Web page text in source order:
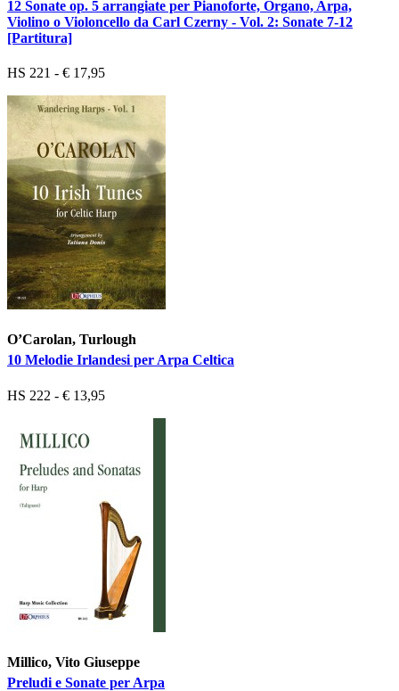
12 Sonate op. 5 arrangiate per Pianoforte, Organo, Arpa,
Violino o Violoncello da Carl Czerny - Vol. 2: Sonate 7-12
[Partitura]
HS 221 - € 17,95
O’Carolan, Turlough
10 Melodie Irlandesi per Arpa Celtica
HS 222 - € 13,95
Millico, Vito Giuseppe
Preludi e Sonate per Arpa